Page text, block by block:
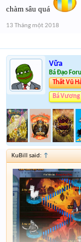
chàm sâu quá
13 Tháng một 2018
Vữa
Bá Đạo
Thất Vũ
Bá Vương
KuBill said: ↑